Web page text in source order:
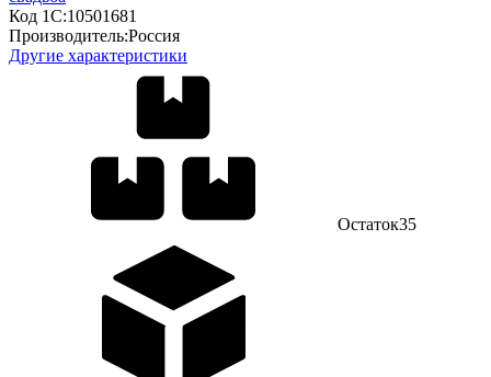
Код 1С:10501681
Производитель:Россия
Другие характеристики
Остаток35